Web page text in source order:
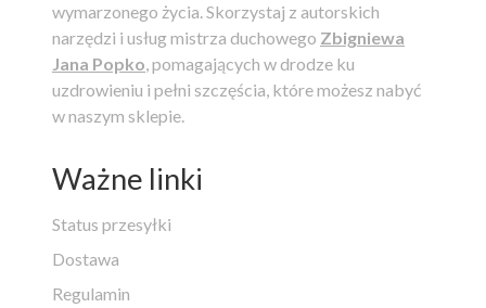
wymarzonego życia.Skorzystaj z autorskich
narzędzi i usług mistrza duchowego Zbigniewa
Jana Popko, pomagających w drodze ku
uzdrowieniu i pełni szczęścia, które możesz nabyć
w naszym sklepie.
Ważne linki
Status przesyłki
Dostawa
Regulamin